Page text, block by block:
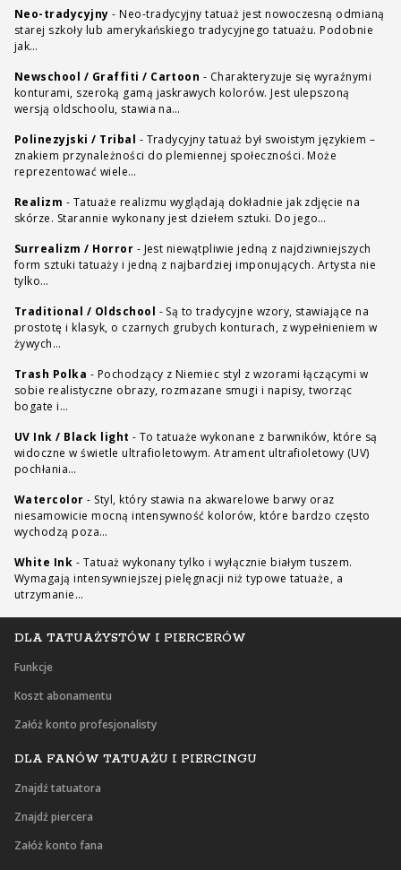
DLA TATUAŻYSTÓW I PIERCERÓW
Funkcje
Koszt abonamentu
Załóż konto profesjonalisty
DLA FANÓW TATUAŻU I PIERCINGU
Znajdź tatuatora
Znajdź piercera
Załóż konto fana
Neo-tradycyjny - Neo-tradycyjny tatuaż jest nowoczesną odmianą
starej szkoły lub amerykańskiego tradycyjnego tatuażu. Podobnie
jak…
Newschool / Graffiti / Cartoon - Charakteryzuje się wyraźnymi
konturami, szeroką gamą jaskrawych kolorów. Jest ulepszoną
wersją oldschoolu, stawia na…
Polinezyjski / Tribal - Tradycyjny tatuaż był swoistym językiem –
znakiem przynależności do plemiennej społeczności. Może
reprezentować wiele…
Realizm - Tatuaże realizmu wyglądają dokładnie jak zdjęcie na
skórze. Starannie wykonany jest dziełem sztuki. Do jego…
Surrealizm / Horror - Jest niewątpliwie jedną z najdziwniejszych
form sztuki tatuaży i jedną z najbardziej imponujących. Artysta nie
tylko…
Traditional / Oldschool - Są to tradycyjne wzory, stawiające na
prostotę i klasyk, o czarnych grubych konturach, z wypełnieniem w
żywych…
Trash Polka - Pochodzący z Niemiec styl z wzorami łączącymi w
sobie realistyczne obrazy, rozmazane smugi i napisy, tworząc
bogate i…
UV Ink / Black light - To tatuaże wykonane z barwników, które są
widoczne w świetle ultrafioletowym. Atrament ultrafioletowy (UV)
pochłania…
Watercolor - Styl, który stawia na akwarelowe barwy oraz
niesamowicie mocną intensywność kolorów, które bardzo często
wychodzą poza…
White Ink - Tatuaż wykonany tylko i wyłącznie białym tuszem.
Wymagają intensywniejszej pielęgnacji niż typowe tatuaże, a
utrzymanie…